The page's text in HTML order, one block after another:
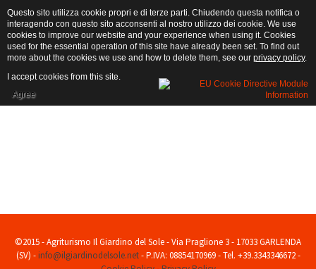
©2015 - Agriturismo Il Giardino del Sole - Via Praglione 3 - 17033 GARLENDA
(SV) -info@ilgiardinodelsole.net- P.IVA: 08854170969 - Tel. +39.3343346672 -
Questo sito utilizza cookie propri e di terze parti. Chiudendo questa notifica o
interagendo con questo sito acconsenti al nostro utilizzo dei cookie. We use
cookies to improve our website and your experience when using it. Cookies
used for the essential operation of this site have already been set. To find out
more about the cookies we use and how to delete them, see our privacy policy.
I accept cookies from this site.
Agree